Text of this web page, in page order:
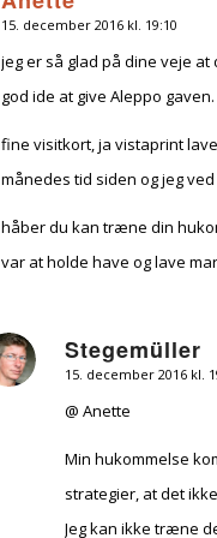
siger:
15. december 2016 kl. 19:10
jeg er så glad på dine veje
god ide at give Aleppo gaven.
fine visitkort, ja vistaprint
månedes tid siden og jeg
håber du kan træne din
var at holde have og lave
Stegemüller
siger:
15. december 2016 kl.
@ Anette
Min hukommelse
strategier, at det
Jeg kan ikke træne